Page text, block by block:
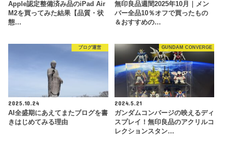
Apple認定整備済み品のiPad Air
M2を買ってみた結果【品質・状
態…
無印良品週間2025年10月｜メン
バー全品10％オフで買ったもの
＆おすすめの…
ブログ運営
2025.10.24
AI全盛期にあえてまたブログを書
きはじめてみる理由
GUNDAM CONVERGE
2024.5.21
ガンダムコンバージの映えるディ
スプレイ！無印良品のアクリルコ
レクションスタン…